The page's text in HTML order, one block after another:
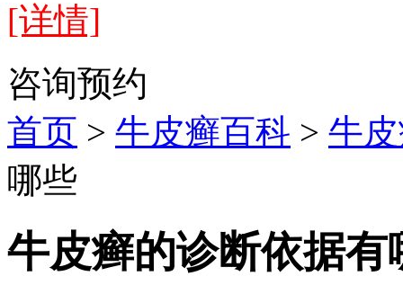
[详情]
咨询预约
首页 > 牛皮癣百科 > 牛
哪些
牛皮癣的诊断依据有